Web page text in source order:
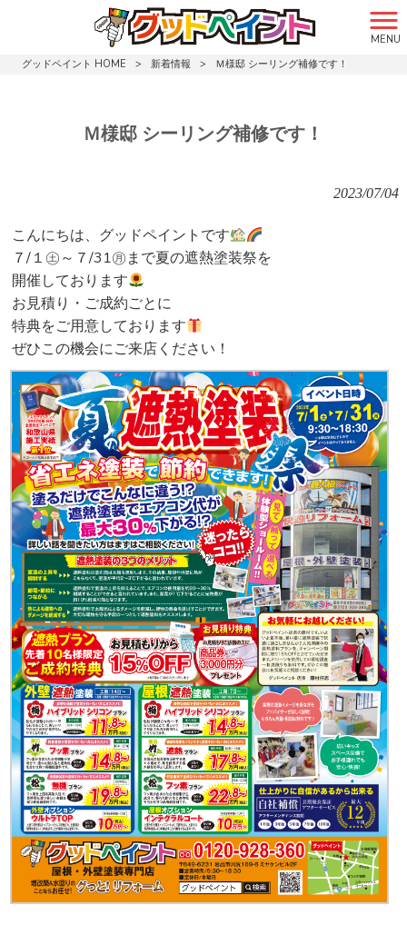
MENU
グッドペイント HOME
> 新着情報 > Ｍ様邸 シーリング補修です！
Ｍ様邸 シーリング補修です！
2023/07/04
こんにちは、グッドペイントです
７/１㊏～７/31㊊まで夏の遮熱塗装祭を
開催しております
お見積り・ご成約ごとに
特典をご用意しております
ぜひこの機会にご来店ください！